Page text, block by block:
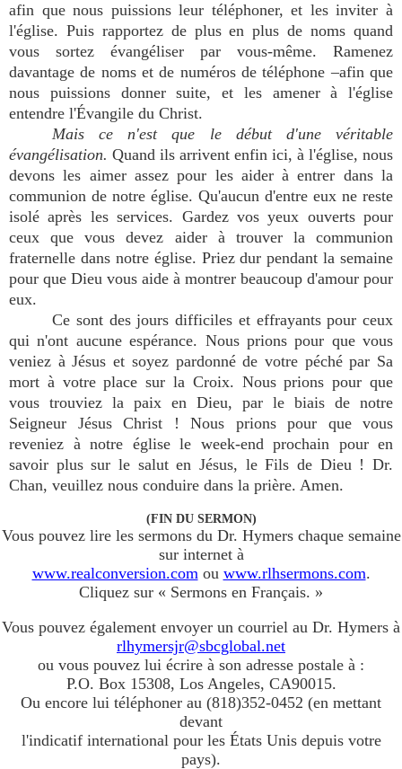
afin que nous puissions leur téléphoner, et les inviter à
l'église. Puis rapportez de plus en plus de noms quand
vous sortez évangéliser par vous-même. Ramenez
davantage de noms et de numéros de téléphone –afin que
nous puissions donner suite, et les amener à l'église
entendre l'Évangile du Christ.
Mais ce n'est que le début d'une véritable
évangélisation. Quand ils arrivent enfin ici, à l'église, nous
devons les aimer assez pour les aider à entrer dans la
communion de notre église. Qu'aucun d'entre eux ne reste
isolé après les services. Gardez vos yeux ouverts pour
ceux que vous devez aider à trouver la communion
fraternelle dans notre église. Priez dur pendant la semaine
pour que Dieu vous aide à montrer beaucoup d'amour pour
eux.
Ce sont des jours difficiles et effrayants pour ceux
qui n'ont aucune espérance. Nous prions pour que vous
veniez à Jésus et soyez pardonné de votre péché par Sa
mort à votre place sur la Croix. Nous prions pour que
vous trouviez la paix en Dieu, par le biais de notre
Seigneur Jésus Christ ! Nous prions pour que vous
reveniez à notre église le week-end prochain pour en
savoir plus sur le salut en Jésus, le Fils de Dieu ! Dr.
Chan, veuillez nous conduire dans la prière. Amen.
(FIN DU SERMON)
Vous pouvez lire les sermons du Dr. Hymers chaque semaine
sur internet à
www.realconversion.comou www.rlhsermons.com.
Cliquez sur « Sermons en Français. »
Vous pouvez également envoyer un courriel au Dr. Hymers à
rlhymersjr@sbcglobal.net
ou vous pouvez lui écrire à son adresse postale à :
P.O. Box 15308, Los Angeles, CA90015.
Ou encore lui téléphoner au (818)352-0452 (en mettant
devant
l'indicatif international pour les États Unis depuis votre
pays).